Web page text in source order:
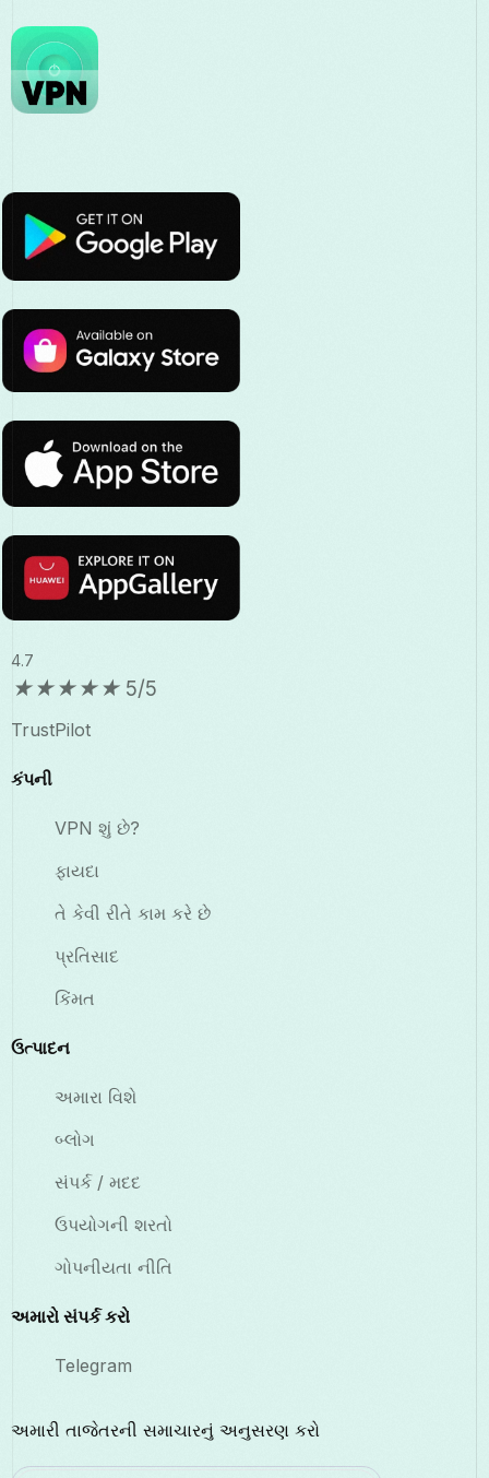
4.7
★★★★★ 5/5
TrustPilot
કંપની
VPN શું છે?
ફાયદા
તે કેવી રીતે કામ કરે છે
પ્રતિસાદ
કિંમત
ઉત્પાદન
અમારા વિશે
બ્લોગ
સંપર્ક / મદદ
ઉપયોગની શરતો
ગોપનીયતા નીતિ
અમારો સંપર્ક કરો
Telegram
અમારી તાજેતરની સમાચારનું અનુસરણ કરો